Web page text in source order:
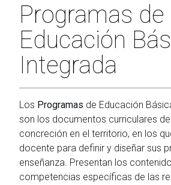
Programas de
Educación
Integrada
Los Programas de Educación
son los documentos curriculares
concreción en el territorio, en los
docente para definir y diseñar sus
enseñanza. Presentan los
competencias específicas de las